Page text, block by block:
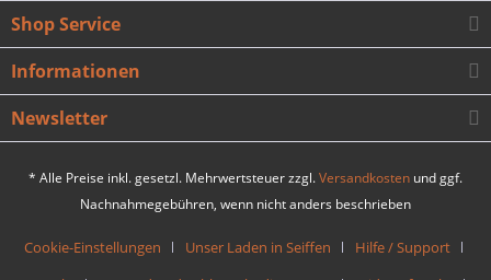
Shop Service
Informationen
Newsletter
* Alle Preise inkl. gesetzl. Mehrwertsteuer zzgl.Versandkosten und ggf.
Nachnahmegebühren, wenn nicht anders beschrieben
Cookie-Einstellungen Unser Laden in Seiffen
Hilfe / Support